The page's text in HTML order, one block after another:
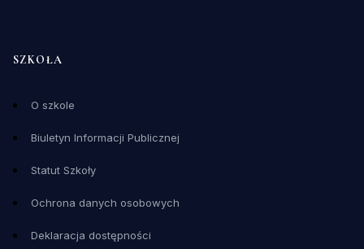
SZKOŁA
O szkole
Biuletyn Informacji Publicznej
Statut Szkoły
Ochrona danych osobowych
Deklaracja dostępności